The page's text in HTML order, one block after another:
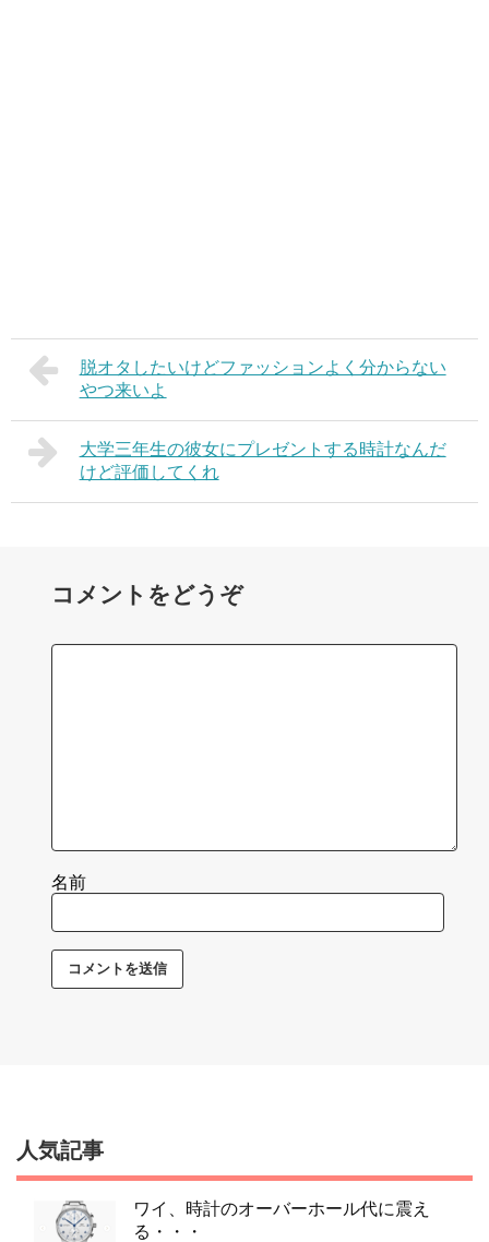
脱オタしたいけどファッションよく分からない
やつ来いよ
大学三年生の彼女にプレゼントする時計なんだ
けど評価してくれ
コメントをどうぞ
名前
人気記事
ワイ、時計のオーバーホール代に震え
る・・・